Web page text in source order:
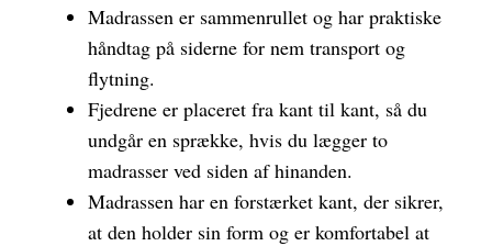
Madrassen er sammenrullet og har praktiske
håndtag på siderne for nem transport og
flytning.
Fjedrene er placeret fra kant til kant, så du
undgår en sprække, hvis du lægger to
madrasser ved siden af hinanden.
Madrassen har en forstærket kant, der sikrer,
at den holder sin form og er komfortabel at